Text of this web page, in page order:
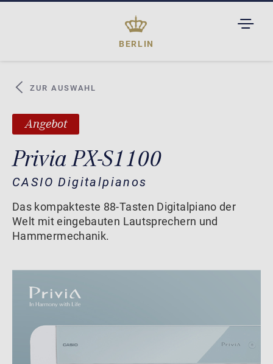
BERLIN
ZUR AUSWAHL
Angebot
Privia PX-S1100
CASIO Digitalpianos
Das kompakteste 88-Tasten Digitalpiano der
Welt mit eingebauten Lautsprechern und
Hammermechanik.